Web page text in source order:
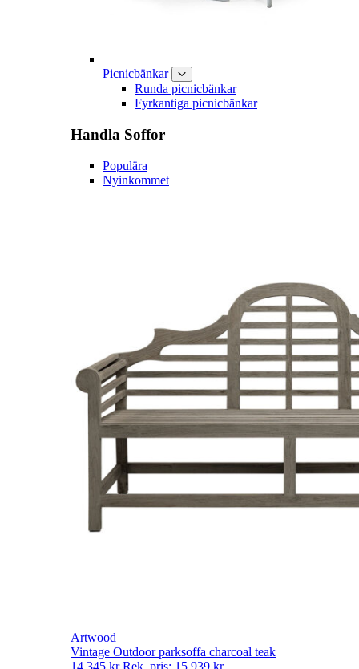
Picnicbänkar
Runda picnicbänkar
Fyrkantiga picnicbänkar
Handla Soffor
Populära
Nyinkommet
Artwood
Vintage Outdoor parksoffa charcoal teak
14 345 kr Rek. pris: 15 939 kr